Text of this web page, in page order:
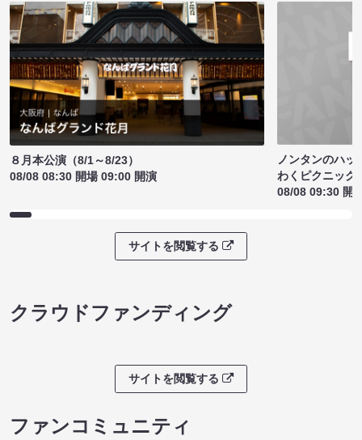
８月本公演（8/1～8/23）
08/08 08:30 開場 09:00 開演
ノンタンのハッ
わくピクニック
08/08 09:30 開
サイトを閲覧する
クラウドファンディング
サイトを閲覧する
ファンコミュニティ